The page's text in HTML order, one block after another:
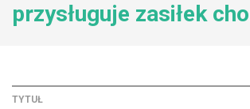
przysługuje zasiłek
TYTUŁ